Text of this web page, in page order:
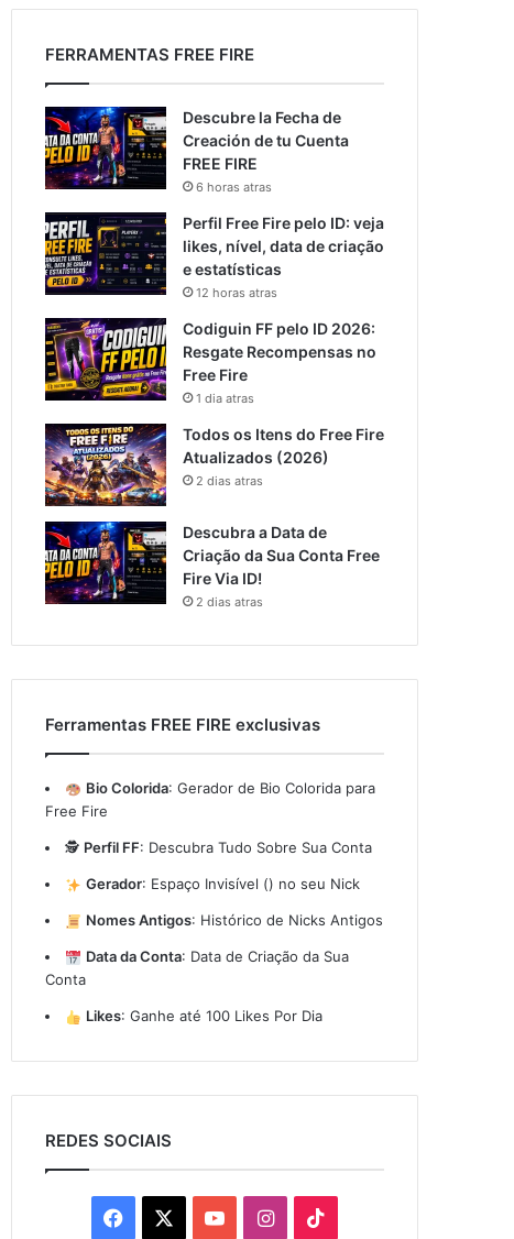
FERRAMENTAS FREE FIRE
Descubre la Fecha de
Creación de tu Cuenta
FREE FIRE
6 horas atras
Perfil Free Fire pelo ID: veja
likes, nível, data de criação
e estatísticas
12 horas atras
Codiguin FF pelo ID 2026:
Resgate Recompensas no
Free Fire
1 dia atras
Todos os Itens do Free Fire
Atualizados (2026)
2 dias atras
Descubra a Data de
Criação da Sua Conta Free
Fire Via ID!
2 dias atras
Ferramentas FREE FIRE exclusivas
Bio Colorida: Gerador de Bio Colorida para
Free Fire
🕵️ Perfil FF: Descubra Tudo Sobre Sua Conta
Gerador: Espaço Invisível (ㅤ) no seu Nick
Nomes Antigos: Histórico de Nicks Antigos
Data da Conta: Data de Criação da Sua
Conta
Likes: Ganhe até 100 Likes Por Dia
REDES SOCIAIS
Facebook YouTubeInstagram